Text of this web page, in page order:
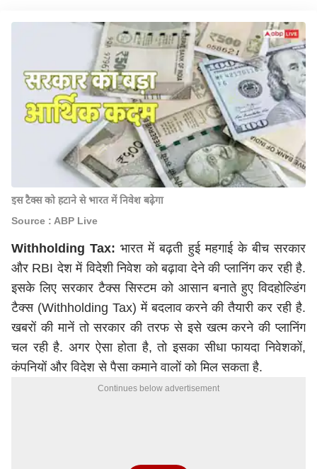
इस टैक्स को हटाने से भारत में निवेश बढ़ेगा
Source : ABP Live
Withholding Tax: भारत में बढ़ती हुई महगाई के बीच सरकार
और RBI देश में विदेशी निवेश को बढ़ावा देने की प्लानिंग कर रही है.
इसके लिए सरकार टैक्स सिस्टम को आसान बनाते हुए विदहोल्डिंग
टैक्स (Withholding Tax) में बदलाव करने की तैयारी कर रही है.
खबरों की मानें तो सरकार की तरफ से इसे खत्म करने की प्लानिंग
चल रही है. अगर ऐसा होता है, तो इसका सीधा फायदा निवेशकों,
कंपनियों और विदेश से पैसा कमाने वालों को मिल सकता है.
Continues below advertisement